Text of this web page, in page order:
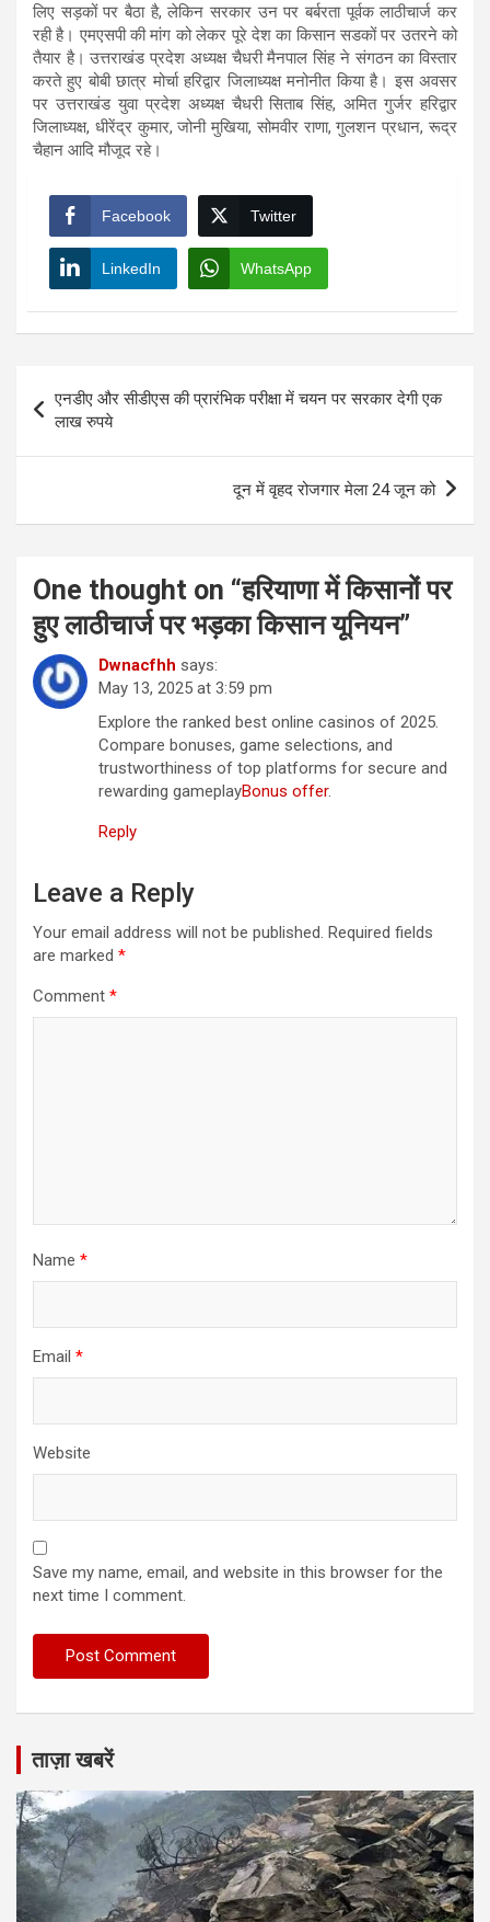
लिए सड़कों पर बैठा है, लेकिन सरकार उन पर बर्बरता पूर्वक लाठीचार्ज कर
रही है। एमएसपी की मांग को लेकर पूरे देश का किसान सडकों पर उतरने को
तैयार है। उत्तराखंड प्रदेश अध्यक्ष चैधरी मैनपाल सिंह ने संगठन का विस्तार
करते हुए बोबी छात्र मोर्चा हरिद्वार जिलाध्यक्ष मनोनीत किया है। इस अवसर
पर उत्तराखंड युवा प्रदेश अध्यक्ष चैधरी सिताब सिंह, अमित गुर्जर हरिद्वार
जिलाध्यक्ष, धीरेंद्र कुमार, जोनी मुखिया, सोमवीर राणा, गुलशन प्रधान, रूद्र
चैहान आदि मौजूद रहे।
Facebook Twitter
LinkedIn WhatsApp
navigation
एनडीए और सीडीएस की प्रारंभिक परीक्षा में चयन पर सरकार देगी एक
लाख रुपये
दून में वृहद रोजगार मेला 24 जून को
One thought on “हरियाणा में किसानों पर
हुए लाठीचार्ज पर भड़का किसान यूनियन”
Dwnacfhh says:
May 13, 2025 at 3:59 pm
Explore the ranked best online casinos of 2025.
Compare bonuses, game selections, and
trustworthiness of top platforms for secure and
rewarding gameplayBonus offer.
Reply
Leave a Reply
Your email address will not be published. Required fields
are marked *
Comment *
Name *
Email *
Website
Save my name, email, and website in this browser for the
next time I comment.
ताज़ा खबरें